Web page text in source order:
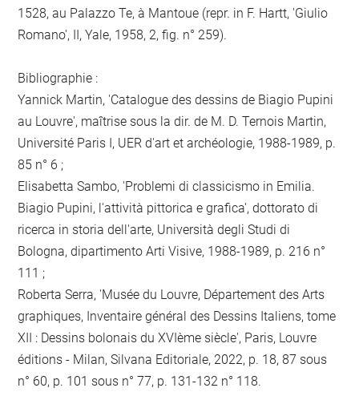
1528, au Palazzo Te, à Mantoue (repr. in F. Hartt, 'Giulio
Romano', II, Yale, 1958, 2, fig. n° 259).
Bibliographie :
Yannick Martin, 'Catalogue des dessins de Biagio Pupini
au Louvre', maîtrise sous la dir. de M. D. Ternois Martin,
Université Paris I, UER d'art et archéologie, 1988-1989, p.
85 n° 6 ;
Elisabetta Sambo, 'Problemi di classicismo in Emilia.
Biagio Pupini, l'attività pittorica e grafica', dottorato di
ricerca in storia dell'arte, Università degli Studi di
Bologna, dipartimento Arti Visive, 1988-1989, p. 216 n°
111 ;
Roberta Serra, 'Musée du Louvre, Département des Arts
graphiques, Inventaire général des Dessins Italiens, tome
XII : Dessins bolonais du XVIème siècle', Paris, Louvre
éditions - Milan, Silvana Editoriale, 2022, p. 18, 87 sous
n° 60, p. 101 sous n° 77, p. 131-132 n° 118.